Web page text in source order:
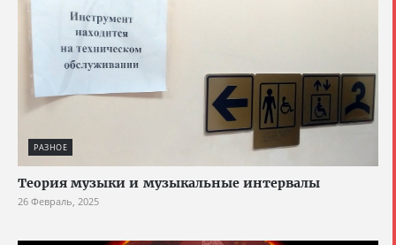
РАЗНОЕ
Теория музыки и музыкальные интервалы
26 Февраль, 2025